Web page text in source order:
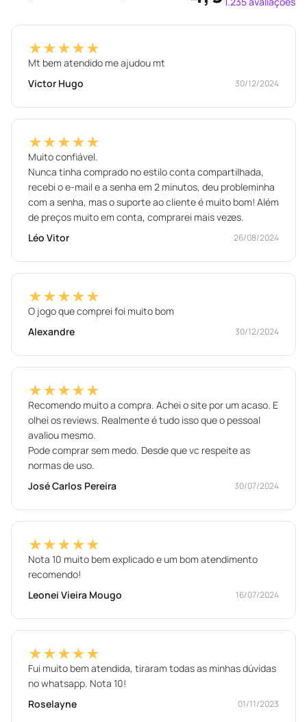
★★★★★
Mt bem atendido me ajudou mt
Victor Hugo
30/12/2024
★★★★★
Muito confiável.
Nunca tinha comprado no estilo conta compartilhada,
recebi o e-mail e a senha em 2 minutos, deu probleminha
com a senha, mas o suporte ao cliente é muito bom! Além
de preços muito em conta, comprarei mais vezes.
Léo Vitor
26/08/2024
★★★★★
O jogo que comprei foi muito bom
Alexandre
30/12/2024
★★★★★
Recomendo muito a compra. Achei o site por um acaso. E
olhei os reviews. Realmente é tudo isso que o pessoal
avaliou mesmo.
Pode comprar sem medo. Desde que vc respeite as
normas de uso.
José Carlos Pereira
30/07/2024
★★★★★
Nota 10 muito bem explicado e um bom atendimento
recomendo!
Leonei Vieira Mougo
16/07/2024
★★★★★
Fui muito bem atendida, tiraram todas as minhas dúvidas
no whatsapp. Nota 10!
Roselayne
01/11/2023